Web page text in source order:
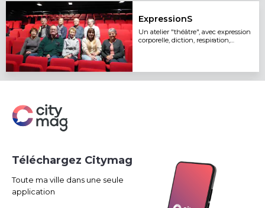
ExpressionS
Un atelier "théâtre", avec expression
corporelle, diction, respiration,
Téléchargez Citymag
Toute ma ville dans une seule
application